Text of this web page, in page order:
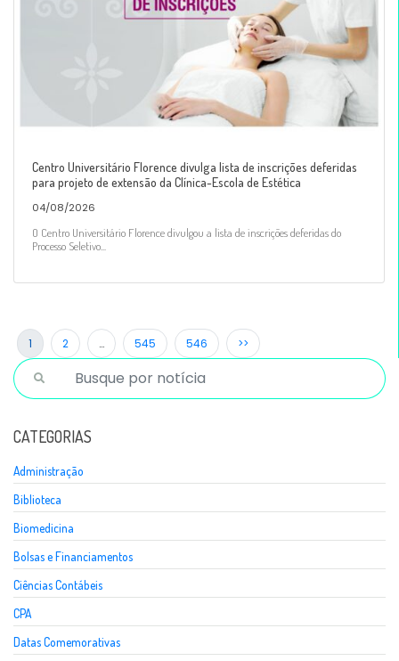
Centro Universitário Florence divulga lista de inscrições deferidas
para projeto de extensão da Clínica-Escola de Estética
04/08/2026
O Centro Universitário Florence divulgou a lista de inscrições deferidas do
Processo Seletivo...
1 2 … 545 546 >>
CATEGORIAS
Administração
Biblioteca
Biomedicina
Bolsas e Financiamentos
Ciências Contábeis
CPA
Datas Comemorativas